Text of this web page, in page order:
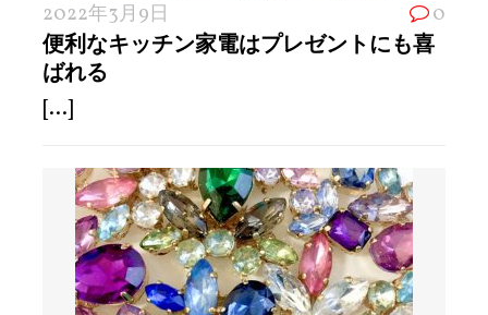
2022年3月9日 0
便利なキッチン家電はプレゼントにも喜
ばれる
[...]